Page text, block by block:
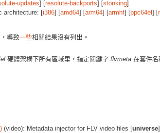
updates] [resolute-backports] [stonking]
architecture: [i386] [amd64] [arm64] [armhf] [ppc64el ] [
導致一些相關結果沒有列出。
硬體架構下所有區域里，指定關鍵字 flvmeta 在套件名
(video): Metadata injector for FLV video files [universe]